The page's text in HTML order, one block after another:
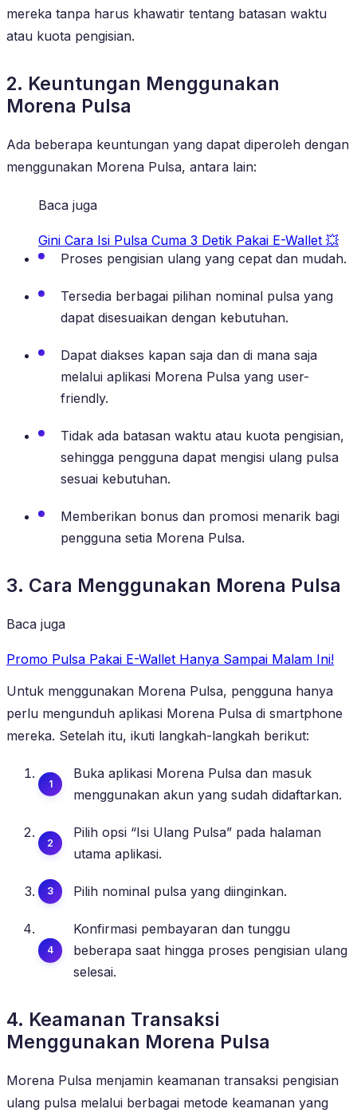
mereka tanpa harus khawatir tentang batasan waktu
atau kuota pengisian.
2. Keuntungan Menggunakan
Morena Pulsa
Ada beberapa keuntungan yang dapat diperoleh dengan
menggunakan Morena Pulsa, antara lain:
Baca juga
Gini Cara Isi Pulsa Cuma 3 Detik Pakai E-Wallet 💥
Proses pengisian ulang yang cepat dan mudah.
Tersedia berbagai pilihan nominal pulsa yang
dapat disesuaikan dengan kebutuhan.
Dapat diakses kapan saja dan di mana saja
melalui aplikasi Morena Pulsa yang user-
friendly.
Tidak ada batasan waktu atau kuota pengisian,
sehingga pengguna dapat mengisi ulang pulsa
sesuai kebutuhan.
Memberikan bonus dan promosi menarik bagi
pengguna setia Morena Pulsa.
3. Cara Menggunakan Morena Pulsa
Baca juga
Promo Pulsa Pakai E-Wallet Hanya Sampai Malam Ini!
Untuk menggunakan Morena Pulsa, pengguna hanya
perlu mengunduh aplikasi Morena Pulsa di smartphone
mereka. Setelah itu, ikuti langkah-langkah berikut:
Buka aplikasi Morena Pulsa dan masuk
menggunakan akun yang sudah didaftarkan.
Pilih opsi “Isi Ulang Pulsa” pada halaman
utama aplikasi.
Pilih nominal pulsa yang diinginkan.
Konfirmasi pembayaran dan tunggu
beberapa saat hingga proses pengisian ulang
selesai.
4. Keamanan Transaksi
Menggunakan Morena Pulsa
Morena Pulsa menjamin keamanan transaksi pengisian
ulang pulsa melalui berbagai metode keamanan yang